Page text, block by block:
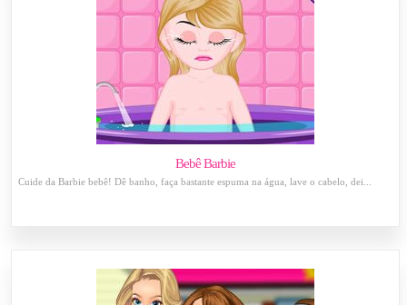
Bebê Barbie
Cuide da Barbie bebê! Dê banho, faça bastante espuma na água, lave o cabelo, dei...